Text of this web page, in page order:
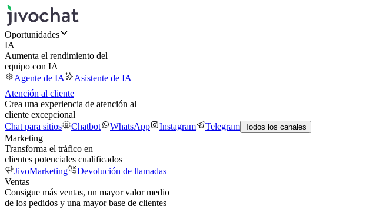
Oportunidades
IA
Aumenta el rendimiento del
equipo con IA
Agente de IA
Asistente de IA
Atención al cliente
Crea una experiencia de atención al
cliente excepcional
Chat para sitios
Chatbot WhatsApp Instagram Telegram Todos los canales
Marketing
Transforma el tráfico en
clientes potenciales cualificados
JivoMarketing
Devolución de llamadas
Ventas
Consigue más ventas, un mayor valor medio
de los pedidos y una mayor base de clientes